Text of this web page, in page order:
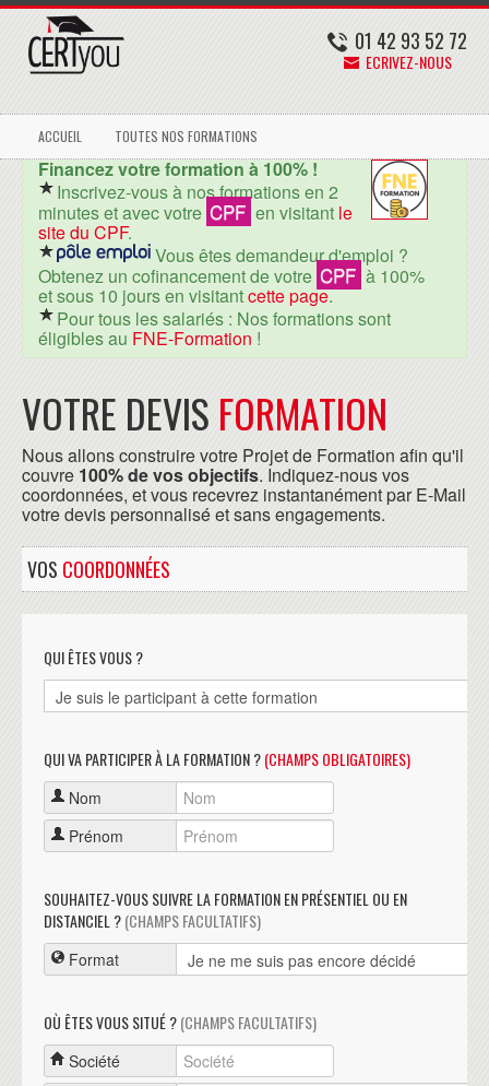
01 42 93 52 72
ECRIVEZ-NOUS
ACCUEIL TOUTES NOS FORMATIONS
Financez votre formation à 100% !
Inscrivez-vous à nos formations en 2
minutes et avec votre CPF en visitant le
site du CPF.
Vous êtes demandeur d'emploi ?
Obtenez un cofinancement de votre CPF à 100%
et sous 10 jours en visitantcette page.
Pour tous les salariés : Nos formations sont
éligibles au FNE-Formation !
VOTRE DEVIS FORMATION
Nous allons construire votre Projet de Formation afin qu'il
couvre 100% de vos objectifs. Indiquez-nous vos
coordonnées, et vous recevrez instantanément par E-Mail
votre devis personnalisé et sans engagements.
VOS COORDONNÉES
QUI ÊTES VOUS ?
QUI VA PARTICIPER À LA FORMATION ?(CHAMPS OBLIGATOIRES)
Nom
Prénom
SOUHAITEZ-VOUS SUIVRE LA FORMATION EN PRÉSENTIEL OU EN
DISTANCIEL ?(CHAMPS FACULTATIFS)
Format
OÙ ÊTES VOUS SITUÉ ?(CHAMPS FACULTATIFS)
Société